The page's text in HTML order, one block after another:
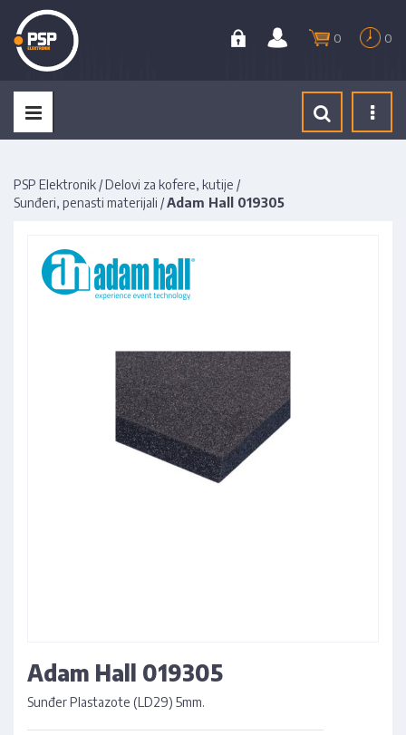
0 0
PSP Elektronik /Delovi za kofere, kutije /
Sunđeri, penasti materijali /Adam Hall 019305
Adam Hall 019305
Sunđer Plastazote (LD29) 5mm.